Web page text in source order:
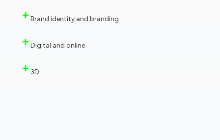
Brand identity and branding
Digital and online
3D